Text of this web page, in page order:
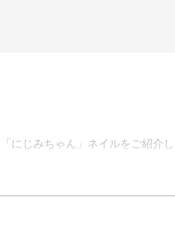
にじみちゃん」ネイルをご紹介し